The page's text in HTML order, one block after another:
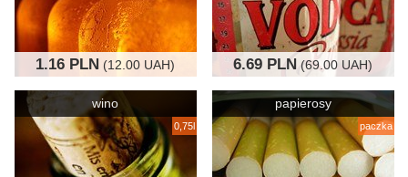
1.16 PLN (12.00 UAH) 6.69 PLN (69.00 UAH)
wino
0,75l
papierosy
paczka